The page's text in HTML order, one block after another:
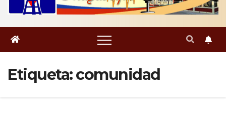
Etiqueta:comunidad